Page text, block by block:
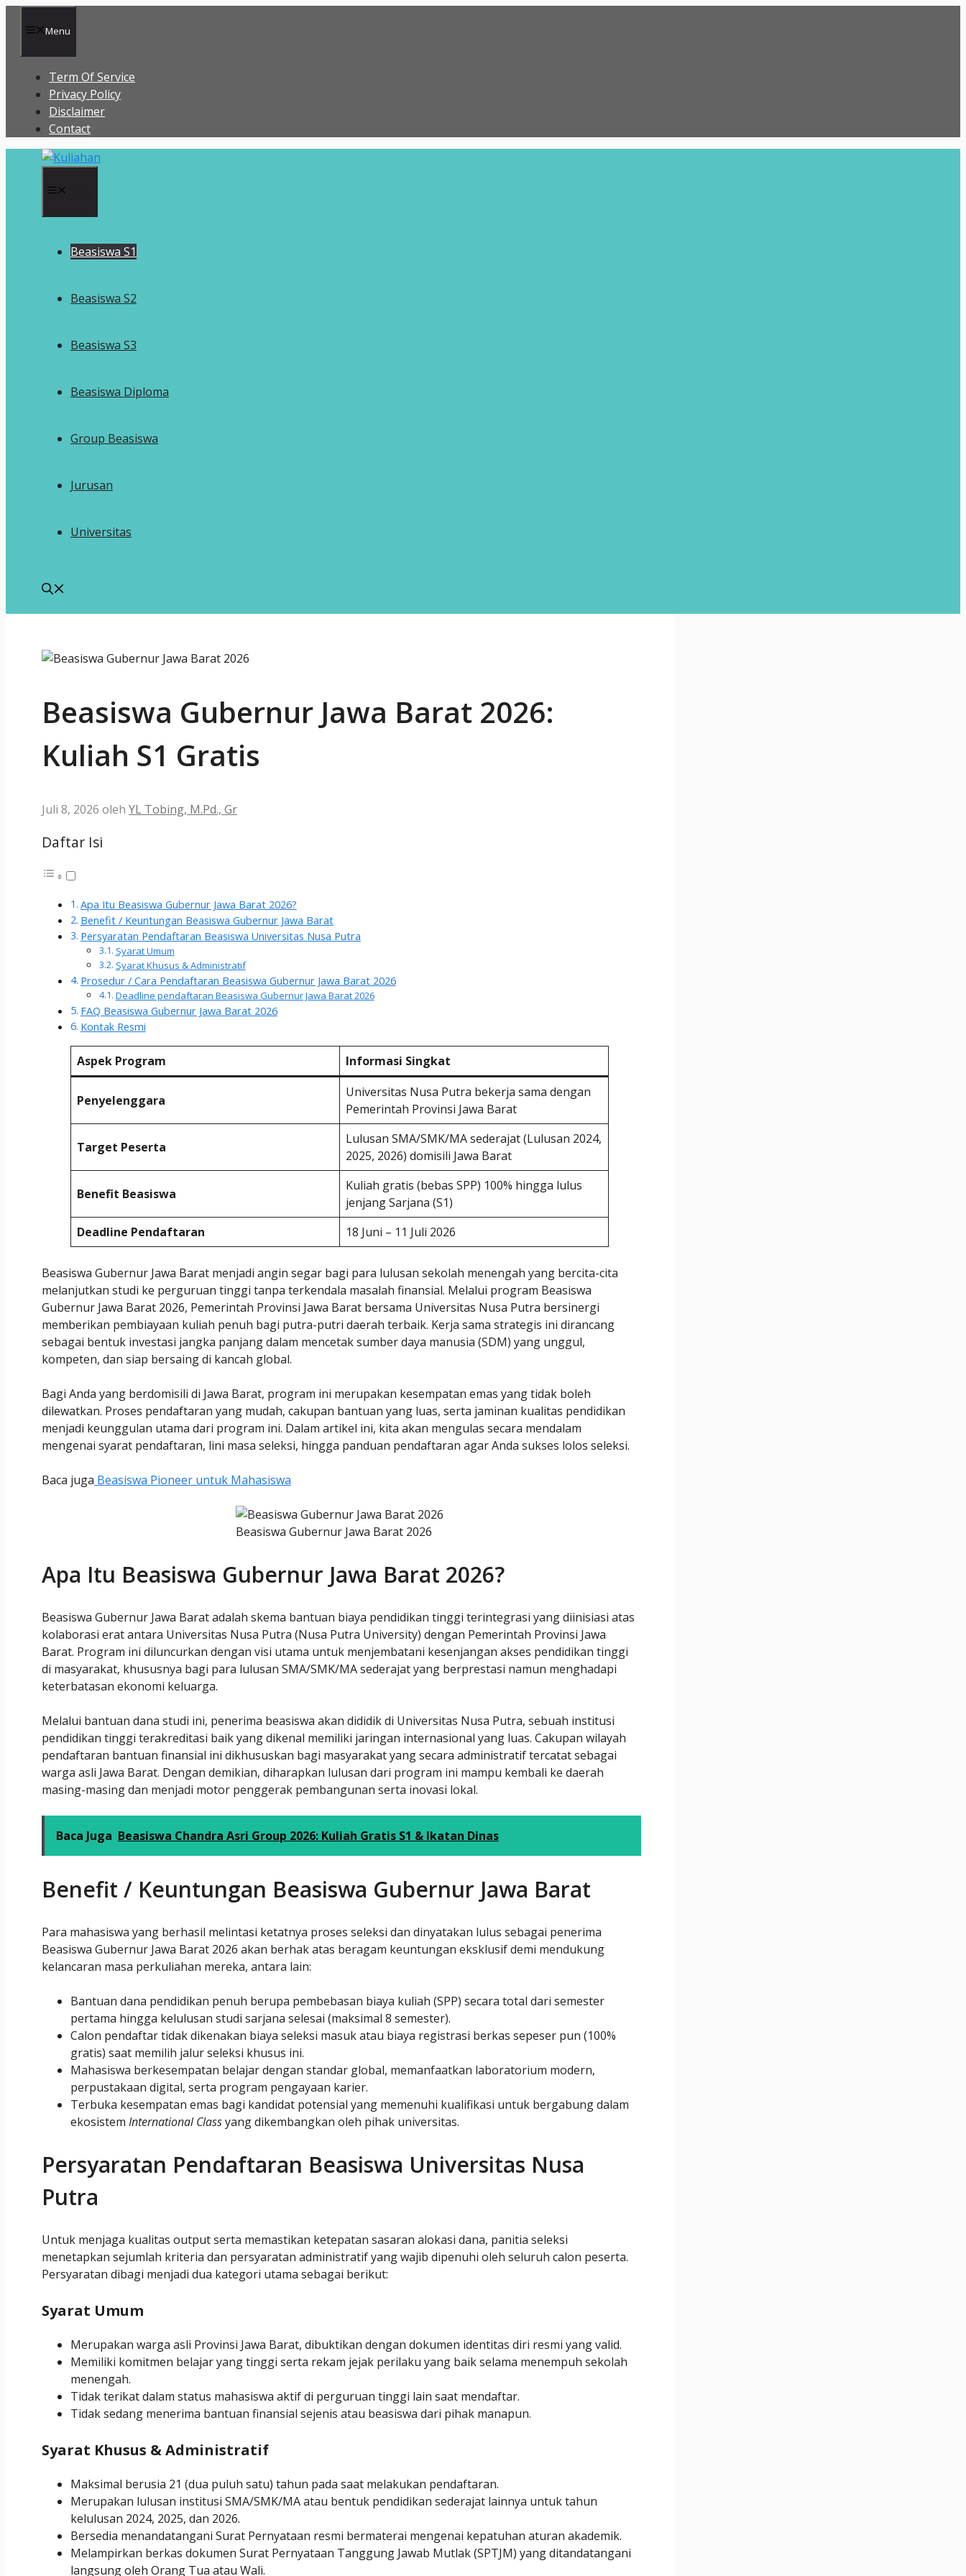
Menu
Term Of Service
Privacy Policy
Disclaimer
Contact
Beasiswa S1
Beasiswa S2
Beasiswa S3
Beasiswa Diploma
Group Beasiswa
Jurusan
Universitas
Beasiswa Gubernur Jawa Barat 2026:
Kuliah S1 Gratis
Juli 8, 2026 oleh YL Tobing, M.Pd., Gr
Daftar Isi
Apa Itu Beasiswa Gubernur Jawa Barat 2026?
Benefit / Keuntungan Beasiswa Gubernur Jawa Barat
Persyaratan Pendaftaran Beasiswa Universitas Nusa Putra
Syarat Umum
Syarat Khusus & Administratif
Prosedur / Cara Pendaftaran Beasiswa Gubernur Jawa Barat 2026
Deadline pendaftaran Beasiswa Gubernur Jawa Barat 2026
FAQ Beasiswa Gubernur Jawa Barat 2026
Kontak Resmi
Aspek Program Informasi Singkat
Penyelenggara
Universitas Nusa Putra bekerja sama dengan
Pemerintah Provinsi Jawa Barat
Target Peserta
Lulusan SMA/SMK/MA sederajat (Lulusan 2024,
2025, 2026) domisili Jawa Barat
Benefit Beasiswa
Kuliah gratis (bebas SPP) 100% hingga lulus
jenjang Sarjana (S1)
Deadline Pendaftaran
18 Juni – 11 Juli 2026
Beasiswa Gubernur Jawa Barat menjadi angin segar bagi para lulusan sekolah menengah yang bercita-cita
melanjutkan studi ke perguruan tinggi tanpa terkendala masalah finansial. Melalui program Beasiswa
Gubernur Jawa Barat 2026, Pemerintah Provinsi Jawa Barat bersama Universitas Nusa Putra bersinergi
memberikan pembiayaan kuliah penuh bagi putra-putri daerah terbaik. Kerja sama strategis ini dirancang
sebagai bentuk investasi jangka panjang dalam mencetak sumber daya manusia (SDM) yang unggul,
kompeten, dan siap bersaing di kancah global.
Bagi Anda yang berdomisili di Jawa Barat, program ini merupakan kesempatan emas yang tidak boleh
dilewatkan. Proses pendaftaran yang mudah, cakupan bantuan yang luas, serta jaminan kualitas pendidikan
menjadi keunggulan utama dari program ini. Dalam artikel ini, kita akan mengulas secara mendalam
mengenai syarat pendaftaran, lini masa seleksi, hingga panduan pendaftaran agar Anda sukses lolos seleksi.
Baca juga Beasiswa Pioneer untuk Mahasiswa
Beasiswa Gubernur Jawa Barat 2026
Apa Itu Beasiswa Gubernur Jawa Barat 2026?
Beasiswa Gubernur Jawa Barat adalah skema bantuan biaya pendidikan tinggi terintegrasi yang diinisiasi atas
kolaborasi erat antara Universitas Nusa Putra (Nusa Putra University) dengan Pemerintah Provinsi Jawa
Barat. Program ini diluncurkan dengan visi utama untuk menjembatani kesenjangan akses pendidikan tinggi
di masyarakat, khususnya bagi para lulusan SMA/SMK/MA sederajat yang berprestasi namun menghadapi
keterbatasan ekonomi keluarga.
Melalui bantuan dana studi ini, penerima beasiswa akan dididik di Universitas Nusa Putra, sebuah institusi
pendidikan tinggi terakreditasi baik yang dikenal memiliki jaringan internasional yang luas. Cakupan wilayah
pendaftaran bantuan finansial ini dikhususkan bagi masyarakat yang secara administratif tercatat sebagai
warga asli Jawa Barat. Dengan demikian, diharapkan lulusan dari program ini mampu kembali ke daerah
masing-masing dan menjadi motor penggerak pembangunan serta inovasi lokal.
Baca Juga Beasiswa Chandra Asri Group 2026: Kuliah Gratis S1 & Ikatan Dinas
Benefit / Keuntungan Beasiswa Gubernur Jawa Barat
Para mahasiswa yang berhasil melintasi ketatnya proses seleksi dan dinyatakan lulus sebagai penerima
Beasiswa Gubernur Jawa Barat 2026 akan berhak atas beragam keuntungan eksklusif demi mendukung
kelancaran masa perkuliahan mereka, antara lain:
Bantuan dana pendidikan penuh berupa pembebasan biaya kuliah (SPP) secara total dari semester
pertama hingga kelulusan studi sarjana selesai (maksimal 8 semester).
Calon pendaftar tidak dikenakan biaya seleksi masuk atau biaya registrasi berkas sepeser pun (100%
gratis) saat memilih jalur seleksi khusus ini.
Mahasiswa berkesempatan belajar dengan standar global, memanfaatkan laboratorium modern,
perpustakaan digital, serta program pengayaan karier.
Terbuka kesempatan emas bagi kandidat potensial yang memenuhi kualifikasi untuk bergabung dalam
ekosistem International Classyang dikembangkan oleh pihak universitas.
Persyaratan Pendaftaran Beasiswa Universitas Nusa
Putra
Untuk menjaga kualitas output serta memastikan ketepatan sasaran alokasi dana, panitia seleksi
menetapkan sejumlah kriteria dan persyaratan administratif yang wajib dipenuhi oleh seluruh calon peserta.
Persyaratan dibagi menjadi dua kategori utama sebagai berikut:
Syarat Umum
Merupakan warga asli Provinsi Jawa Barat, dibuktikan dengan dokumen identitas diri resmi yang valid.
Memiliki komitmen belajar yang tinggi serta rekam jejak perilaku yang baik selama menempuh sekolah
menengah.
Tidak terikat dalam status mahasiswa aktif di perguruan tinggi lain saat mendaftar.
Tidak sedang menerima bantuan finansial sejenis atau beasiswa dari pihak manapun.
Syarat Khusus & Administratif
Maksimal berusia 21 (dua puluh satu) tahun pada saat melakukan pendaftaran.
Merupakan lulusan institusi SMA/SMK/MA atau bentuk pendidikan sederajat lainnya untuk tahun
kelulusan 2024, 2025, dan 2026.
Bersedia menandatangani Surat Pernyataan resmi bermaterai mengenai kepatuhan aturan akademik.
Melampirkan berkas dokumen Surat Pernyataan Tanggung Jawab Mutlak (SPTJM) yang ditandatangani
langsung oleh Orang Tua atau Wali.